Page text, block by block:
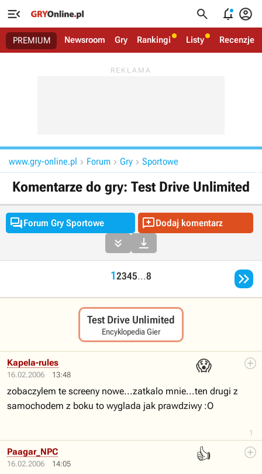
   
PREMIUM Newsroom Gry Rankingi Listy Recenzje
www.gry-online.pl  Forum  Gry  Sportowe
Komentarze do gry: Test Drive Unlimited
Forum Gry Sportowe Dodaj komentarz
 
12345...8 
Test Drive Unlimited
Encyklopedia Gier
16.02.2006 13:48
😱
1
Kapela-rules
zobaczylem te screeny nowe...zatkalo mnie...ten drugi z
samochodem z boku to wyglada jak prawdziwy :O
16.02.2006 14:05
👍
Paagar_NPC